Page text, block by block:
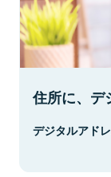
住所に、デ
デジタルアド